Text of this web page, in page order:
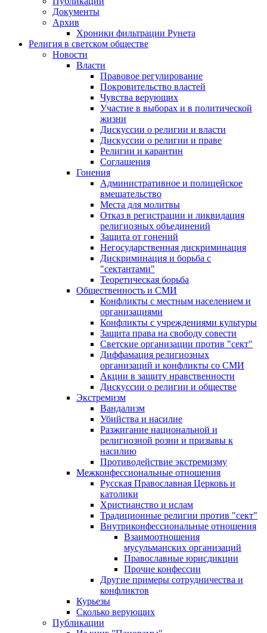
Документы
Архив
Хроники фильтрации Рунета
Религия в светском обществе
Новости
Власти
Правовое регулирование
Покровительство властей
Чувства верующих
Участие в выборах и в политической
жизни
Дискуссии о религии и власти
Дискуссии о религии и праве
Религии и карантин
Соглашения
Гонения
Административное и полицейское
вмешательство
Места для молитвы
Отказ в регистрации и ликвидация
религиозных объединений
Защита от гонений
Негосударственная дискриминация
Дискриминация и борьба с
"сектантами"
Теоретическая борьба
Общественность и СМИ
Конфликты с местным населением и
организациями
Конфликты с учреждениями культуры
Защита права на свободу совести
Светские организации против "сект"
Диффамация религиозных
организаций и конфликты со СМИ
Акции в защиту нравственности
Дискуссии о религии и обществе
Экстремизм
Вандализм
Убийства и насилие
Разжигание национальной и
религиозной розни и призывы к
насилию
Противодействие экстремизму
Межконфессиональные отношения
Русская Православная Церковь и
католики
Христианство и ислам
Традиционные религии против "сект"
Внутриконфессиональные отношения
Взаимоотношения
мусульманских организаций
Православные юрисдикции
Прочие конфессии
Другие примеры сотрудничества и
конфликтов
Курьезы
Сколько верующих
Публикации